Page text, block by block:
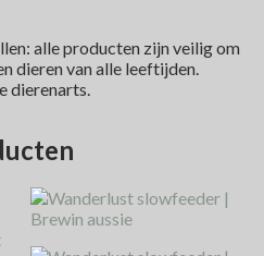
alle producten zijn veilig om
dieren van alle leeftijden.
dierenarts.